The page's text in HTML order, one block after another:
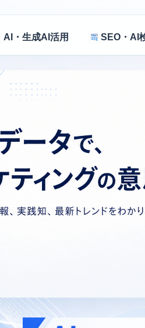
AI・生成AI活用 SEO・AI